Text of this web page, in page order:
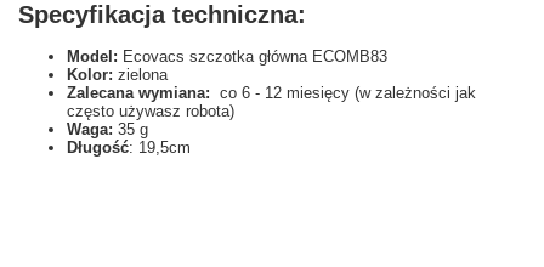
Specyfikacja techniczna:
Model: Ecovacs szczotka główna ECOMB83
Kolor: zielona
Zalecana wymiana: co 6 - 12 miesięcy (w zależności jak
często używasz robota)
Waga: 35 g
Długość: 19,5cm